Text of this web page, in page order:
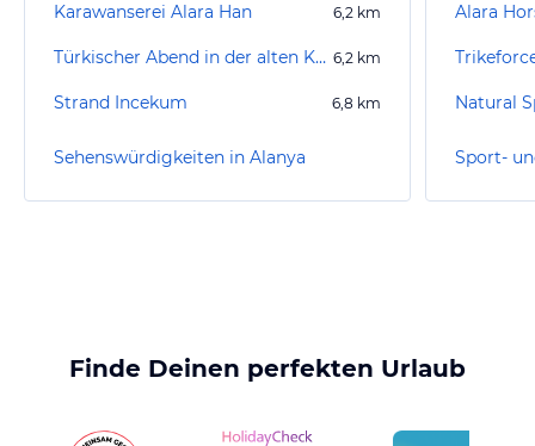
Karawanserei Alara Han 6,2 km
Türkischer Abend in der alten Karwanserei 6,2 km
Strand Incekum 6,8 km
Sehenswürdigkeiten in Alanya
Alara
Natural
Sport-
Finde Deinen perfekten Urlaub